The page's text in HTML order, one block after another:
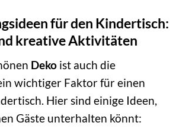
für den Kindertisch:
kreative Aktivitäten
Deko ist auch die
wichtiger Faktor für einen
Hier sind einige Ideen,
Gäste unterhalten könnt: